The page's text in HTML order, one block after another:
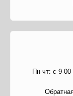
Пн-чт: с 9-